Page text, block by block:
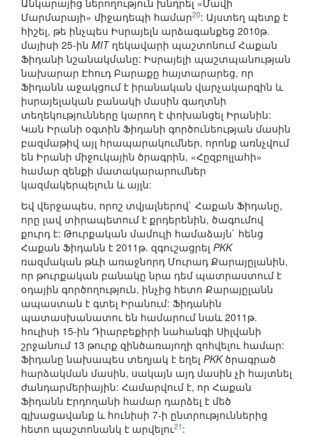
Անկարայից ներողություն խնդրել «Մավի
Մարմարայի» միջադեպի համար20: Այստեղ պետք է
հիշել, թե ինչպես Իսրայելն արձագանքեց 2010թ.
մայիսի 25-ին MITղեկավարի պաշտոնում Հաքան
Ֆիդանի նշանակմանը: Իսրայելի պաշտպանության
նախարար Էհուդ Բարաքը հայտարարեց, որ
Ֆիդանն աջակցում է իրանական վարչակարգին և
իսրայելական բանակի մասին գաղտնի
տեղեկությունները կարող է փոխանցել Իրանին:
Կան Իրանի օգտին Ֆիդանի գործունեության մասին
բազմաթիվ այլ հրապարակումներ, որոնք առնչվում
են Իրանի միջուկային ծրագրին, «Հըզբոլլահի»
համար զենքի մատակարարումներ
կազմակերպելուն և այլն:
Եվ վերջապես, որոշ տվյալներով` Հաքան Ֆիդանը,
որը լավ տիրապետում է քրդերենին, ծագումով
քուրդ է: Թուրքական մամուլի համաձայն` հենց
Հաքան Ֆիդանն է 2011թ. զգուշացրել PKK
ռազմական թևի առաջնորդ Մուրադ Քարայըլանին,
որ թուրքական բանակը նրա դեմ պատրաստում է
օդային գործողություն, ինչից հետո Քարայըլանն
ապաստան է գտել Իրանում: Ֆիդանին
պատասխանատու են համարում նաև 2011թ.
հուլիսի 15-ին Դիարբեքիրի նահանգի Սիլվանի
շրջանում 13 թուրք զինծառայողի զոհվելու համար:
Ֆիդանը նախապես տեղյակ է եղել PKKծրագրած
հարձակման մասին, սակայն այդ մասին չի հայտնել
ժանդարմերիային: Համարվում է, որ Հաքան
Ֆիդանն Էրդողանի համար դարձել է մեծ
գլխացավանք և հունիսի 7-ի ընտրություններից
հետո պաշտոնանկ է արվելու21 :